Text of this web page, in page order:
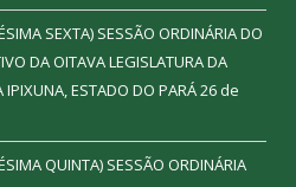
SEXTA) SESSÃO ORDINÁRIA DO
DA OITAVA LEGISLATURA DA
ESTADO DO PARÁ26 de
QUINTA) SESSÃO ORDINÁRIA